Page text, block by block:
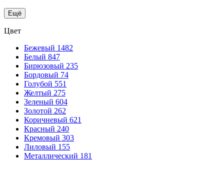
Ещё
Цвет
Бежевый 1482
Белый 847
Бирюзовый 235
Бордовый 74
Голубой 551
Желтый 275
Зеленый 604
Золотой 262
Коричневый 621
Красный 240
Кремовый 303
Лиловый 155
Металлический 181